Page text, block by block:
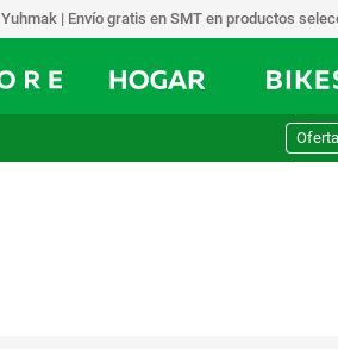
Yuhmak | Envío gratis en SMT en productos